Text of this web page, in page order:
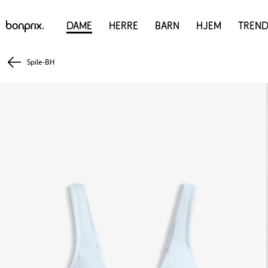
Dame Herre Barn Hjem
Spile-BH